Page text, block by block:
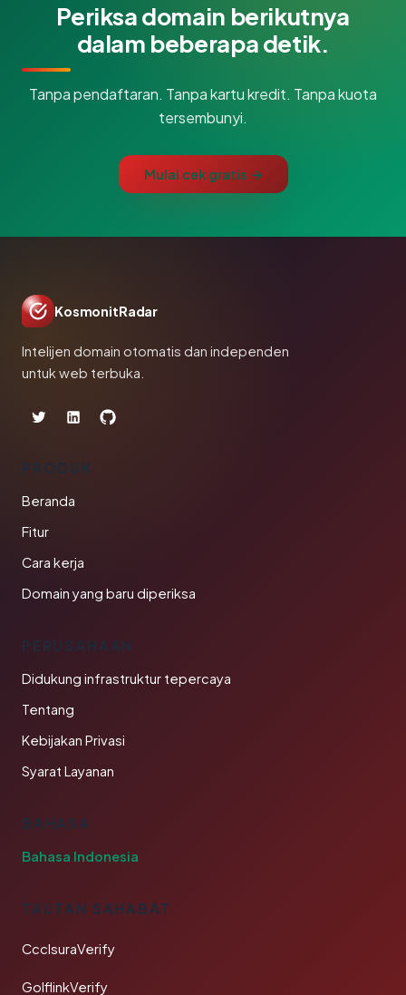
Periksa domain berikutnya
dalam beberapa detik.
Tanpa pendaftaran. Tanpa kartu kredit. Tanpa kuota
tersembunyi.
Mulai cek gratis →
KosmonitRadar
Intelijen domain otomatis dan independen
untuk web terbuka.
PRODUK
Beranda
Fitur
Cara kerja
Domain yang baru diperiksa
PERUSAHAAN
Didukung infrastruktur tepercaya
Tentang
Kebijakan Privasi
Syarat Layanan
BAHASA
Bahasa Indonesia
TAUTAN SAHABAT
CcclsuraVerify
GolflinkVerify